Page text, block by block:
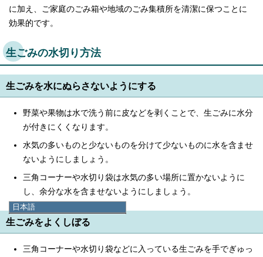
日本語
日本語
简体中文
に加え、ご家庭のごみ箱や地域のごみ集積所を清潔に保つことに
効果的です。
生ごみの水切り方法
生ごみを水にぬらさないようにする
野菜や果物は水で洗う前に皮などを剥くことで、生ごみに水分
が付きにくくなります。
水気の多いものと少ないものを分けて少ないものに水を含ませ
ないようにしましょう。
三角コーナーや水切り袋は水気の多い場所に置かないように
し、余分な水を含ませないようにしましょう。
生ごみをよくしぼる
三角コーナーや水切り袋などに入っている生ごみを手でぎゅっ